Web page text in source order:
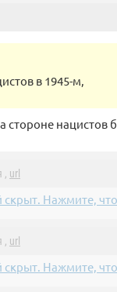
в 1945-м,
стороне нацистов
, url
Нажмите,
, url
Нажмите,